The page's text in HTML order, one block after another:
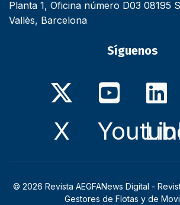
Planta 1, Oficina número D03 08195
Vallès, Barcelona
Síguenos
X
© 2026 Revista AEGFANews Digital -
Gestores de Flotas y de